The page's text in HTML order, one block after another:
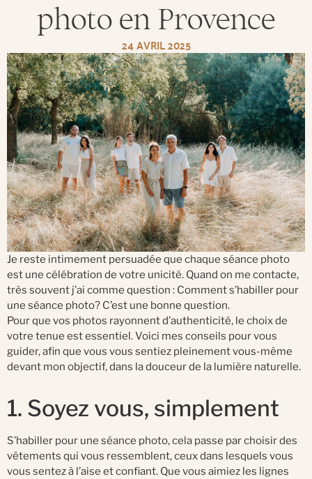
photo en Provence
24 AVRIL 2025
Je reste intimement persuadée que chaque séance photo
est une célébration de votre unicité. Quand on me contacte,
très souvent j’ai comme question : Comment s’habiller pour
une séance photo? C’est une bonne question.
Pour que vos photos rayonnent d’authenticité, le choix de
votre tenue est essentiel. Voici mes conseils pour vous
guider, afin que vous vous sentiez pleinement vous-même
devant mon objectif, dans la douceur de la lumière naturelle.
1. Soyez vous, simplement
S’habiller pour une séance photo, cela passe par choisir des
vêtements qui vous ressemblent, ceux dans lesquels vous
vous sentez à l’aise et confiant. Que vous aimiez les lignes